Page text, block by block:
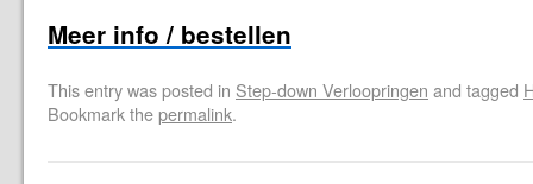
Meer info / bestellen
This entry was posted in Step-down Verloopringen and tagged
Bookmark thepermalink.